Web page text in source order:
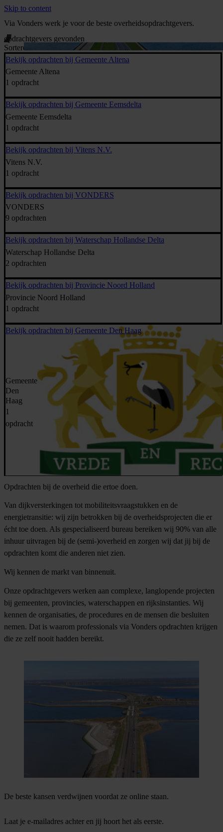
Skip to content
Via Vonders werk je voor de beste overheidsopdrachtgevers.
opdrachtgevers gevonden
Sorteren:
Gemeente Altena
1 opdracht
Bekijk opdrachten bij Gemeente Altena
Gemeente Eemsdelta
1 opdracht
Bekijk opdrachten bij Gemeente Eemsdelta
Vitens N.V.
1 opdracht
Bekijk opdrachten bij Vitens N.V.
VONDERS
9 opdrachten
Bekijk opdrachten bij VONDERS
Waterschap Hollandse Delta
2 opdrachten
Bekijk opdrachten bij Waterschap Hollandse Delta
Provincie Noord Holland
1 opdracht
Bekijk opdrachten bij Provincie Noord Holland
Gemeente
Den
Haag
1
opdracht
Bekijk opdrachten bij Gemeente Den Haag
Opdrachten bij de overheid die ertoe doen.
Van dijkversterkingen tot mobiliteitsvraagstukken en de
energietransitie: wij zijn betrokken bij de overheidsprojecten die er
écht toe doen. Als gespecialiseerd bureau bereiken wij 90% van alle
inhuur uitvragen bij de (semi-)overheid en zorgen wij dat jij bij de
opdrachten komt die anderen niet zien.
Wij kennen de markt van binnenuit.
Onze opdrachtgevers werken aan complexe, langlopende projecten
bij gemeenten, provincies, waterschappen en rijksinstanties. Wij
kennen de organisaties, de procedures en de mensen die besluiten
nemen. Dat is waarom professionals via Vonders opdrachten krijgen
die ze zelf nooit hadden bereikt.
De beste kansen verdwijnen voordat ze online staan.
Laat je e-mailadres achter en jij hoort het als eerste.